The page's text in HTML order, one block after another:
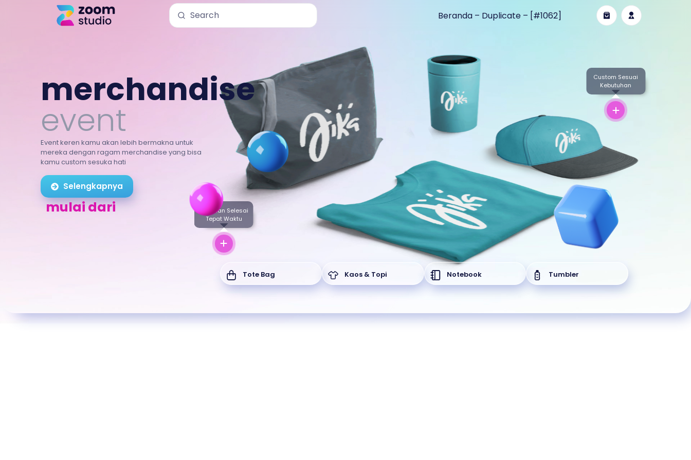
Beranda – Duplicate – [#1062]
Custom Sesuai
Kebutuhan
Jaminan Selesai
Tepat Waktu
Tote Bag Kaos & Topi Notebook Tumbler
merchandise
event
Event keren kamu akan lebih bermakna untuk
mereka dengan ragam merchandise yang bisa
kamu custom sesuka hati
Selengkapnya
Rp. 10.000